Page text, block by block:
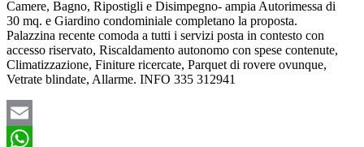
Camere, Bagno, Ripostigli e Disimpegno- ampia Autorimessa di
30 mq. e Giardino condominiale completano la proposta.
Palazzina recente comoda a tutti i servizi posta in contesto con
accesso riservato, Riscaldamento autonomo con spese contenute,
Climatizzazione, Finiture ricercate, Parquet di rovere ovunque,
Vetrate blindate, Allarme. INFO 335 312941
Email